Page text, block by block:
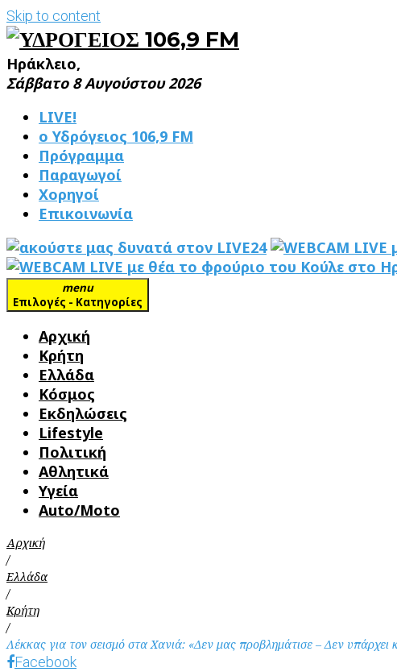
Skip to content
Ηράκλειο,
Σάββατο 8 Αυγούστου 2026
LIVE!
ο Υδρόγειος 106,9 FM
Πρόγραμμα
Παραγωγοί
Χορηγοί
Επικοινωνία
menu
Επιλογές - Κατηγορίες
Αρχική
Κρήτη
Ελλάδα
Κόσμος
Εκδηλώσεις
Lifestyle
Πολιτική
Αθλητικά
Υγεία
Auto/Moto
Αρχική
/
Ελλάδα
/
Κρήτη
/
Λέκκας για τον σεισμό στα Χανιά: «Δεν μας προβλημάτισε – Δεν υπάρχει
Facebook